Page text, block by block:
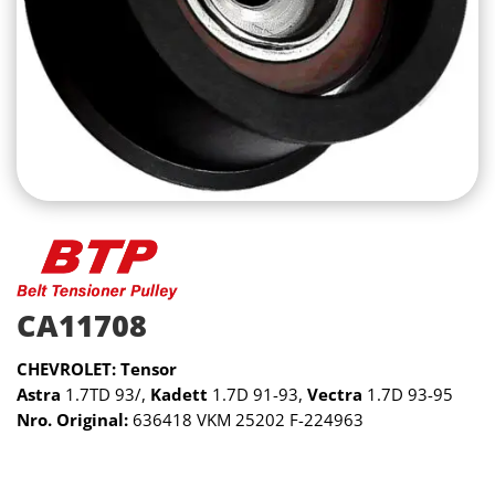
CA11708
CHEVROLET: Tensor
Astra 1.7TD 93/, Kadett 1.7D 91-93, Vectra 1.7D 93-95
Nro. Original: 636418 VKM 25202 F-224963